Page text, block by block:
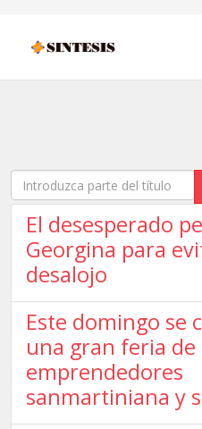
Introduzca parte del título
El desesperado
Georgina para
desalojo
Este domingo se
una gran feria de
emprendedores
sanmartiniana y